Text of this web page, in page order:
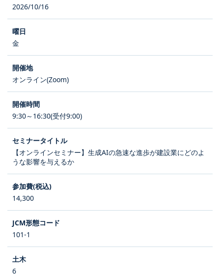
2026/10/16
金
オンライン(Zoom)
9:30～16:30(受付9:00)
【オンラインセミナー】生成AIの急速な進歩が建設業にどのよ
うな影響を与えるか
14,300
101-1
6